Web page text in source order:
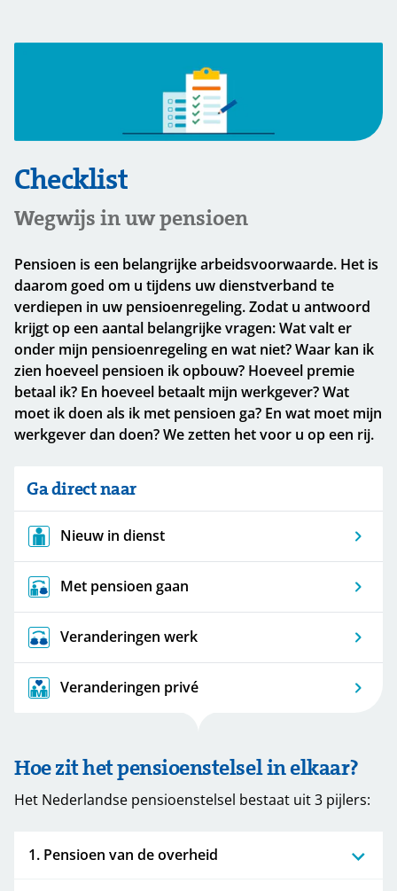
Checklist
Wegwijs in uw pensioen
Pensioen is een belangrijke arbeidsvoorwaarde. Het is
daarom goed om u tijdens uw dienstverband te
verdiepen in uw pensioenregeling. Zodat u antwoord
krijgt op een aantal belangrijke vragen: Wat valt er
onder mijn pensioenregeling en wat niet? Waar kan ik
zien hoeveel pensioen ik opbouw? Hoeveel premie
betaal ik? En hoeveel betaalt mijn werkgever? Wat
moet ik doen als ik met pensioen ga? En wat moet mijn
werkgever dan doen? We zetten het voor u op een rij.
Ga direct naar
Nieuw in dienst
Met pensioen gaan
Veranderingen werk
Veranderingen privé
Hoe zit het pensioenstelsel in elkaar?
Het Nederlandse pensioenstelsel bestaat uit 3 pijlers:
1. Pensioen van de overheid